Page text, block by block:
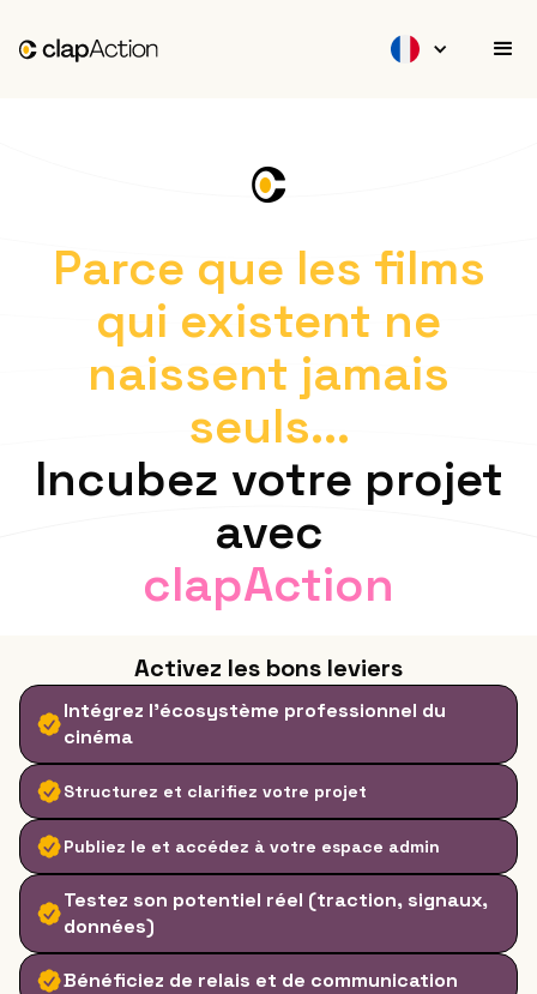
Parce que les films
qui existent ne
naissent jamais
seuls...
Incubez votre projet
avec
clapAction
Activez les bons leviers
Intégrez l’écosystème professionnel du
cinéma
Structurez et clarifiez votre projet
Publiez le et accédez à votre espace admin
Testez son potentiel réel (traction, signaux,
données)
Bénéficiez de relais et de communication